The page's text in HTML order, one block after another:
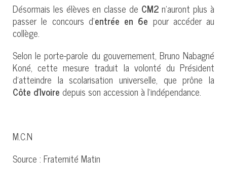
Désormais les élèves en classe de CM2 n’auront plus à
passer le concours d’entrée en 6e pour accéder au
collège.
Selon le porte-parole du gouvernement, Bruno Nabagné
Koné, cette mesure traduit la volonté du Président
d’atteindre la scolarisation universelle, que prône la
Côte d’Ivoire depuis son accession à l’indépendance.
M.C.N
Source : Fraternité Matin